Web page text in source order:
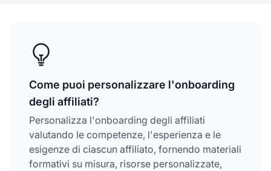
Come puoi personalizzare l'onboarding
degli affiliati?
Personalizza l'onboarding degli affiliati
valutando le competenze, l'esperienza e le
esigenze di ciascun affiliato, fornendo materiali
formativi su misura, risorse personalizzate,